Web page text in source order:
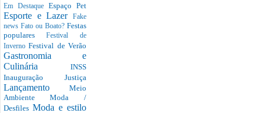
Em Destaque Espaço Pet
Esporte e Lazer
Fake
news Fato ou Boato? Festas
popularesFestival de
InvernoFestival de Verão
Gastronomia e
Culinária INSS
Inauguração Justiça
Lançamento Meio
AmbienteModa /
Desfiles Moda e estilo